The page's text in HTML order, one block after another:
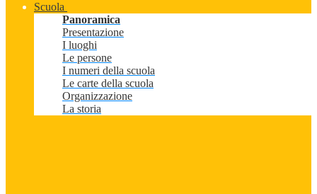
Scuola
Panoramica
Presentazione
I luoghi
Le persone
I numeri della scuola
Le carte della scuola
Organizzazione
La storia